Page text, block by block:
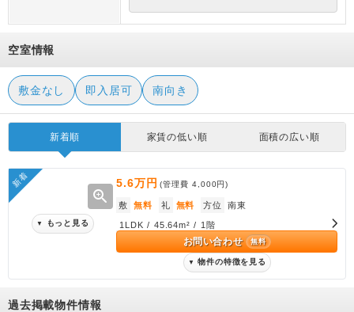
空室情報
敷金なし 即入居可 南向き
新着順 家賃の低い順 面積の広い順
新着
zoom_in
▼ もっと見る
5.6万円 (管理費4,000円)
敷 無料 礼 無料 方位 南東
1LDK / 45.64m² / 1階
お問い合わせ 無料
▼ 物件の特徴を見る
過去掲載物件情報